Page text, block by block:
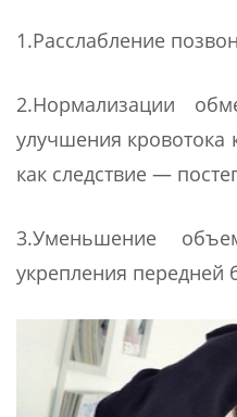
1.Расслабление
2.Нормализации
улучшения кровотока
как следствие —
3.Уменьшение
укрепления передней